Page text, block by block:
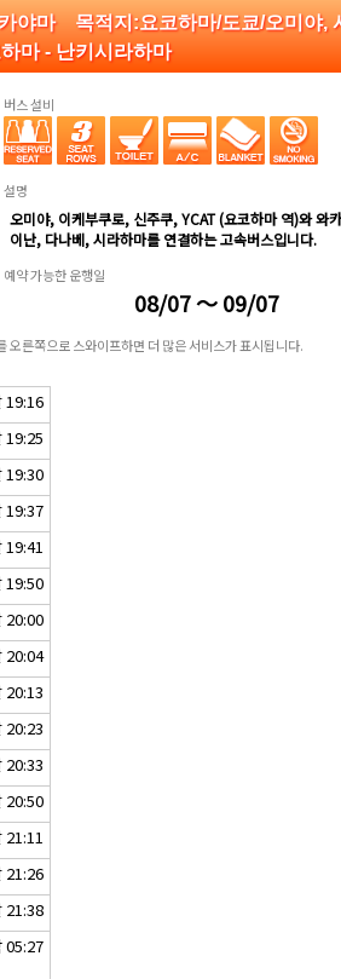
야마 목적지:요코하마/도쿄/오미야,
마 - 난키시라하마
버스 설비
설명
오미야, 이케부쿠로, 신주쿠, YCAT (요코하마 역)와 와
이난, 다나베, 시라하마를 연결하는 고속버스입니다.
예약 가능한 운행일
08/07 ～ 09/07
오른쪽으로 스와이프하면 더 많은 서비스가 표시됩니다.
19:16
19:25
19:30
19:37
19:41
19:50
20:00
20:04
20:13
20:23
20:33
20:50
21:11
21:26
21:38
05:27